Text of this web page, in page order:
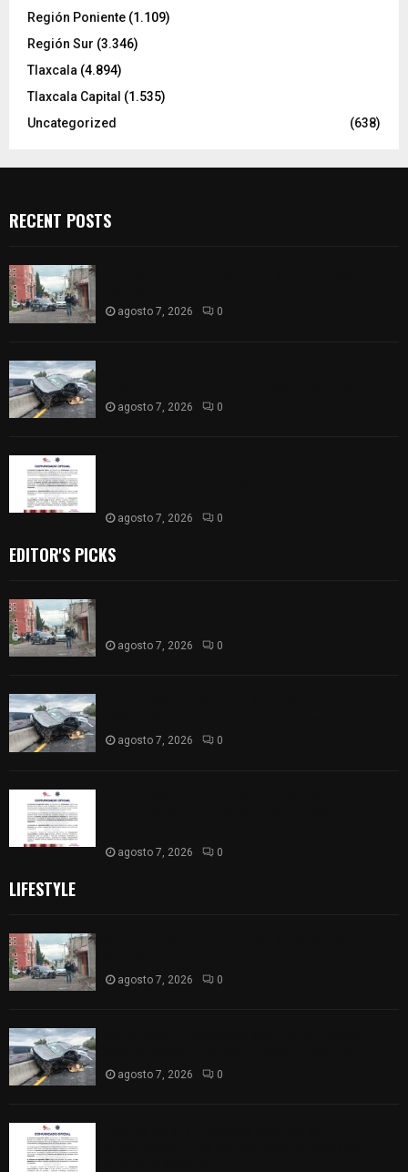
Región Poniente (1.109)
Región Sur (3.346)
Tlaxcala (4.894)
Tlaxcala Capital (1.535)
Uncategorized
(638)
RECENT POSTS
agosto 7, 2026 0
agosto 7, 2026 0
agosto 7, 2026 0
EDITOR'S PICKS
agosto 7, 2026 0
agosto 7, 2026 0
agosto 7, 2026 0
LIFESTYLE
agosto 7, 2026 0
agosto 7, 2026 0